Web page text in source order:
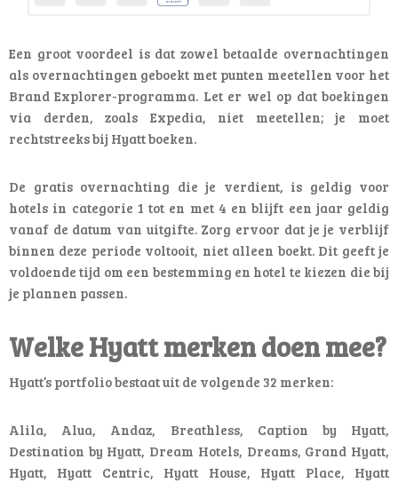
Een groot voordeel is dat zowel betaalde overnachtingen
als overnachtingen geboekt met punten meetellen voor het
Brand Explorer-programma. Let er wel op dat boekingen
via derden, zoals Expedia, niet meetellen; je moet
rechtstreeks bij Hyatt boeken.
De gratis overnachting die je verdient, is geldig voor
hotels in categorie 1 tot en met 4 en blijft een jaar geldig
vanaf de datum van uitgifte. Zorg ervoor dat je je verblijf
binnen deze periode voltooit, niet alleen boekt. Dit geeft je
voldoende tijd om een bestemming en hotel te kiezen die bij
je plannen passen.
Welke Hyatt merken doen mee?
Hyatt’s portfolio bestaat uit de volgende 32 merken:
Alila, Alua, Andaz, Breathless, Caption by Hyatt,
Destination by Hyatt, Dream Hotels, Dreams, Grand Hyatt,
Hyatt, Hyatt Centric, Hyatt House, Hyatt Place, Hyatt